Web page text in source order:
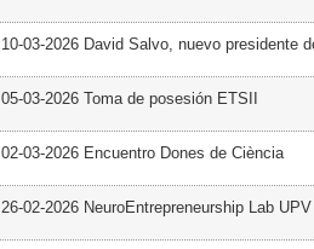
10-03-2026 David Salvo, nuevo presidente
05-03-2026 Toma de posesión ETSII
02-03-2026 Encuentro Dones de Ciència
26-02-2026 NeuroEntrepreneurship Lab UPV